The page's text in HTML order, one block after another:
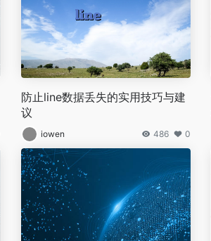
防止line数据丢失的实用技巧与建
议
iowen 486 0